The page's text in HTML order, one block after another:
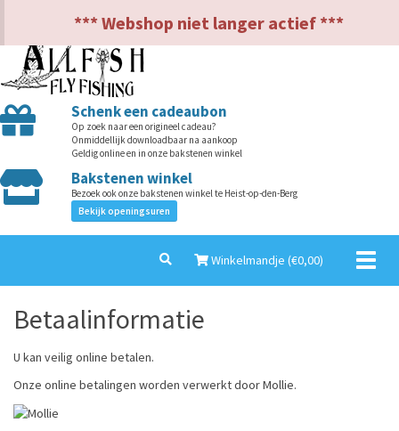
*** Webshop niet langer actief ***
Schenk een cadeaubon
Op zoek naar een origineel cadeau?
Onmiddellijk downloadbaar na aankoop
Geldig online en in onze bakstenen winkel
Bakstenen winkel
Bezoek ook onze bakstenen winkel te Heist-op-den-Berg
Bekijk openingsuren
Winkelmandje (€0,00)
Betaalinformatie
U kan veilig online betalen.
Onze online betalingen worden verwerkt door Mollie.